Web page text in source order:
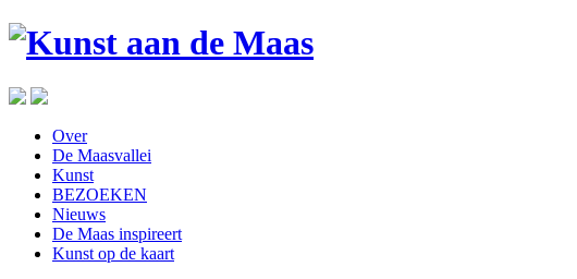
Over
De Maasvallei
Kunst
BEZOEKEN
Nieuws
De Maas inspireert
Kunst op de kaart